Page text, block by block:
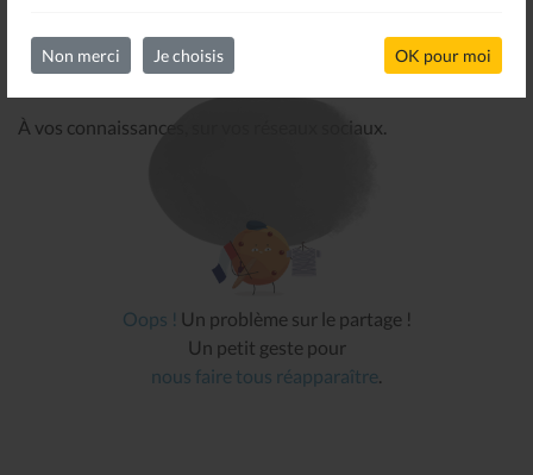
Non merci Je choisis OK pour moi
PARTAGER CETTE INFORMATION
À vos connaissances, sur vos réseaux sociaux.
Oops ! Un problème sur le partage !
Un petit geste pour
nous faire tous réapparaître.